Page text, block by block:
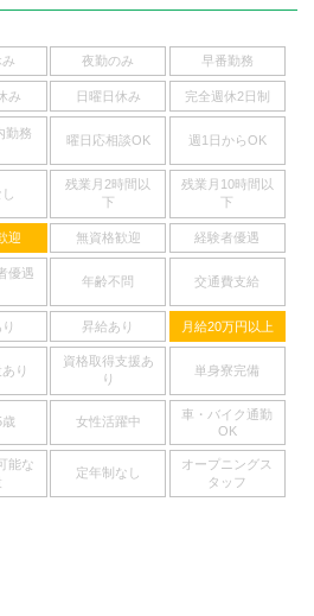
夜勤のみ 早番勤務
み 日曜日休み 完全週休2日制
勤務
曜日応相談OK 週1日からOK
残業月2時間以
下
残業月10時間以
下
迎 無資格歓迎 経験者優遇
優遇
年齢不問 交通費支給
昇給あり 月給20万円以上
り
資格取得支援あ
り
単身寮完備
女性活躍中
車・バイク通勤
OK
能な
定年制なし
オープニングス
タッフ